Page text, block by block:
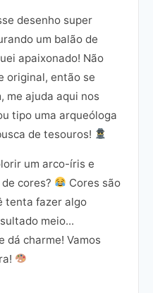
desenho super
um balão de
apaixonado! Não
original, então se
me ajuda aqui nos
tipo uma arqueóloga
de tesouros!
um arco-íris e
cores?
Cores são
tenta fazer algo
meio...
dá charme! Vamos